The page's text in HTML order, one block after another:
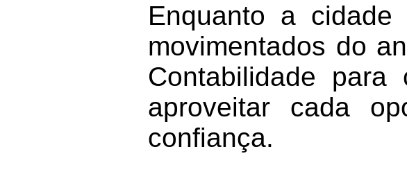
Enquanto a
movimentados do
Contabilidade
aproveitar cada
confiança.